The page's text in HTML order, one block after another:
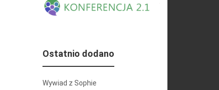
Ostatnio dodano
Wywiad z Sophie